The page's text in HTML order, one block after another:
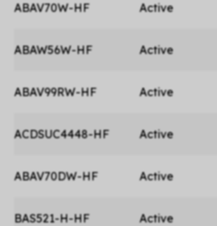
ABAV70W-HF Active
ABAW56W-HF Active
ABAV99RW-HF Active
ACDSUC4448-HF Active
ABAV70DW-HF Active
BAS521-H-HF Active